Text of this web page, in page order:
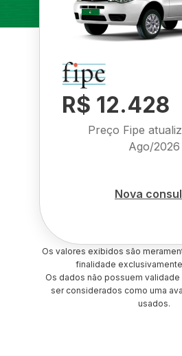
R$ 12.428
Preço Fipe
Ago/2026
Nova
Os valores exibidos são
finalidade
Os dados não possuem
ser considerados como uma
usados.